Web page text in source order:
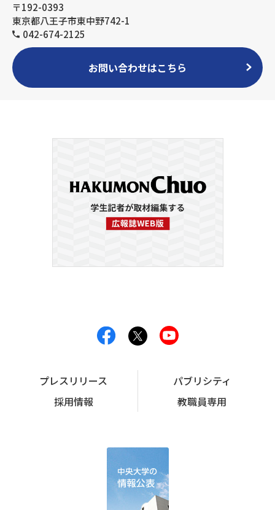
〒192-0393
東京都八王子市東中野742-1
042-674-2125
お問い合わせはこちら
プレスリリース
パブリシティ
採用情報
教職員専用